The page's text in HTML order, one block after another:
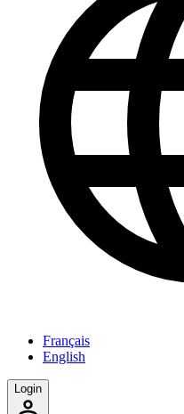
Français
English
Login